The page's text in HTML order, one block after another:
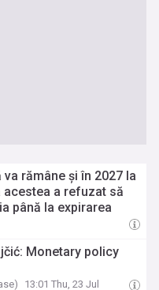
va rămâne și în 2027 la
acestea a refuzat să
până la expirarea
Monetary policy
13:01 Thu, 23 Jul